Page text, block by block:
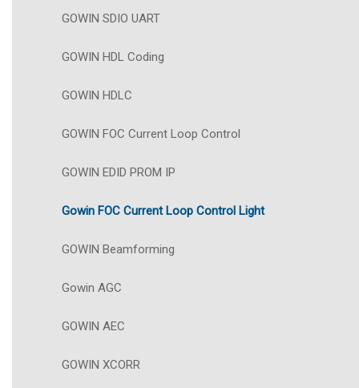
GOWIN SDIO UART
GOWIN HDL Coding
GOWIN HDLC
GOWIN FOC Current Loop Control
GOWIN EDID PROM IP
Gowin FOC Current Loop Control Light
GOWIN Beamforming
Gowin AGC
GOWIN AEC
GOWIN XCORR